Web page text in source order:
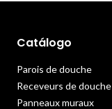
Catálogo
Parois de douche
Receveurs de douche
Panneaux muraux